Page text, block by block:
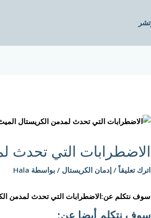
الاضطرابات التي تحدث
اترك تعليقاً /إدمان الكريستال / بواسطة Hala
سوف نتكلم عن:الاضطرابات التي تحدث لمدمن
سوف نتكلم أيضا عن: